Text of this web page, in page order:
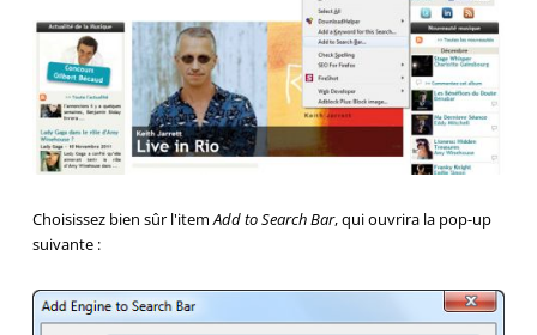
Choisissez bien sûr l'itemAdd to Search Bar, qui ouvrira la pop-up
suivante :